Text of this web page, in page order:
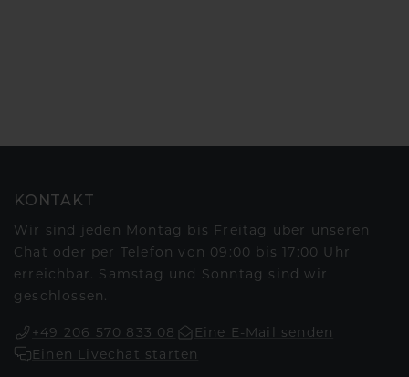
KONTAKT
Wir sind jeden Montag bis Freitag über unseren
Chat oder per Telefon von 09:00 bis 17:00 Uhr
erreichbar. Samstag und Sonntag sind wir
geschlossen.
+49 206 570 833 08
Eine E-Mail senden
Einen Livechat starten